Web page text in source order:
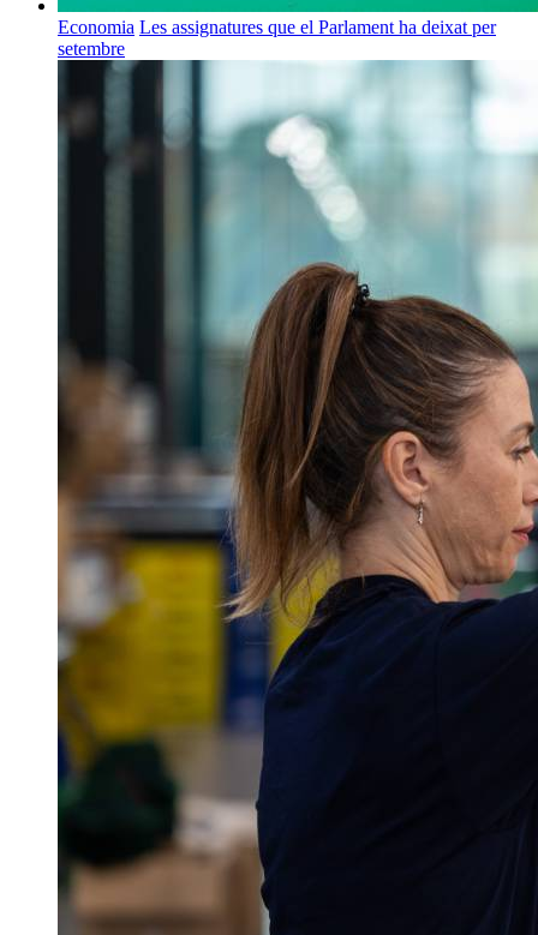
Economia Les assignatures que el Parlament ha deixat per
setembre